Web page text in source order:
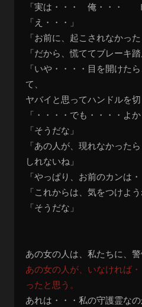
「実は・・・ 俺・・・
「え・・・」
「お前に、起こされなかっ
「だから、慌ててブレーキ
「いや・・・・目を開けた
て、
ヤバイと思ってハンドルを
「・・・・でも・・・・よ
「そうだな」
「あの人が、現れなかった
しれないね」
「やっぱり、お前のカンは
「これからは、気をつけよ
「そうだな」
あの女の人は、私たちに、
あの女の人が、いなければ
ったと思う。
あれは・・・私の守護霊な